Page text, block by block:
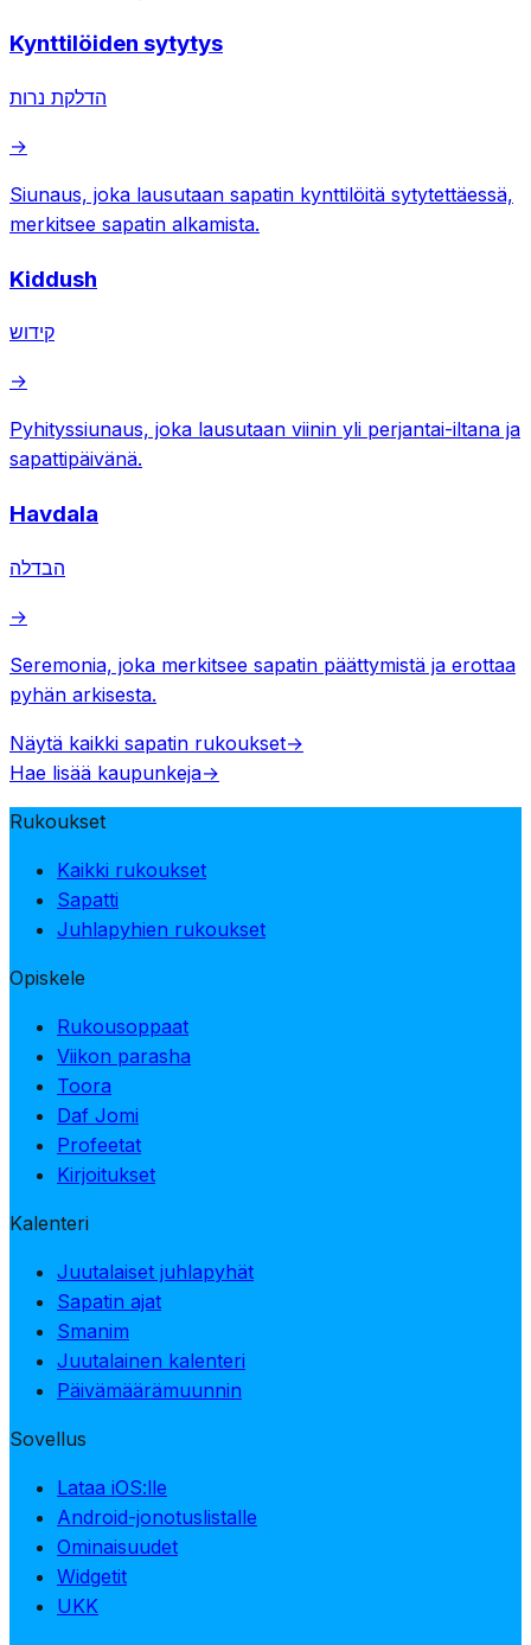
Kynttilöiden sytytys
הדלקת נרות
→
Siunaus, joka lausutaan sapatin kynttilöitä sytytettäessä,
merkitsee sapatin alkamista.
Kiddush
קידוש
→
Pyhityssiunaus, joka lausutaan viinin yli perjantai-iltana ja
sapattipäivänä.
Havdala
הבדלה
→
Seremonia, joka merkitsee sapatin päättymistä ja erottaa
pyhän arkisesta.
Näytä kaikki sapatin rukoukset→
Hae lisää kaupunkeja→
Rukoukset
Kaikki rukoukset
Sapatti
Juhlapyhien rukoukset
Opiskele
Rukousoppaat
Viikon parasha
Toora
Daf Jomi
Profeetat
Kirjoitukset
Kalenteri
Juutalaiset juhlapyhät
Sapatin ajat
Smanim
Juutalainen kalenteri
Päivämäärämuunnin
Sovellus
Lataa iOS:lle
Android-jonotuslistalle
Ominaisuudet
Widgetit
UKK